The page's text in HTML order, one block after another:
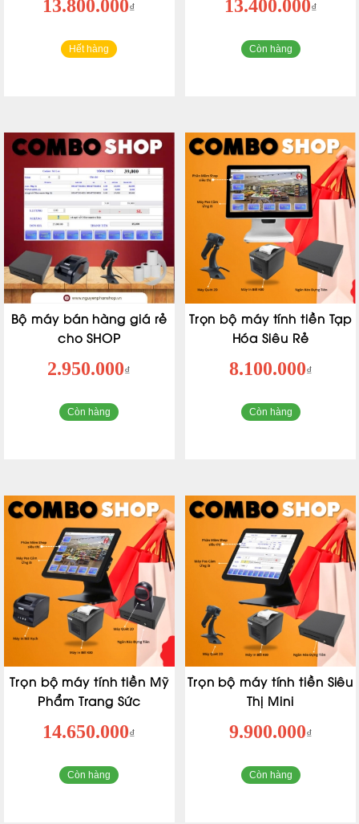
13.800.000₫
Hết hàng
13.400.000₫
Còn hàng
Bộ máy bán hàng giá rẻ
cho SHOP
2.950.000₫
Còn hàng
Trọn bộ máy tính tiền Tạp
Hóa Siêu Rẻ
8.100.000₫
Còn hàng
Trọn bộ máy tính tiền Mỹ
Phẩm Trang Sức
14.650.000₫
Còn hàng
Trọn bộ máy tính tiền Siêu
Thị Mini
9.900.000₫
Còn hàng